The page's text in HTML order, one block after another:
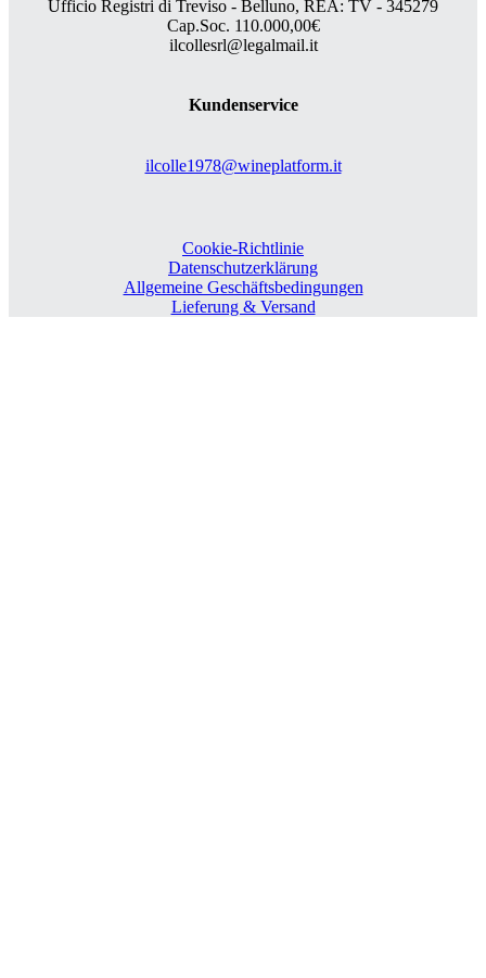
Ufficio Registri di Treviso - Belluno, REA: TV - 345279
Cap.Soc. 110.000,00€
ilcollesrl@legalmail.it
Kundenservice
ilcolle1978@wineplatform.it
Cookie-Richtlinie
Datenschutzerklärung
Allgemeine Geschäftsbedingungen
Lieferung & Versand